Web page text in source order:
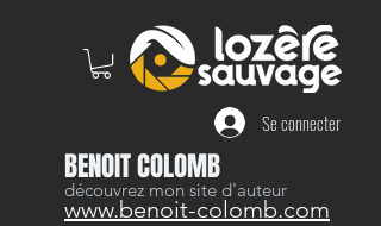
Se connecter
BENOIT COLOMB
découvrez mon site d'auteur
www.benoit-colomb.com